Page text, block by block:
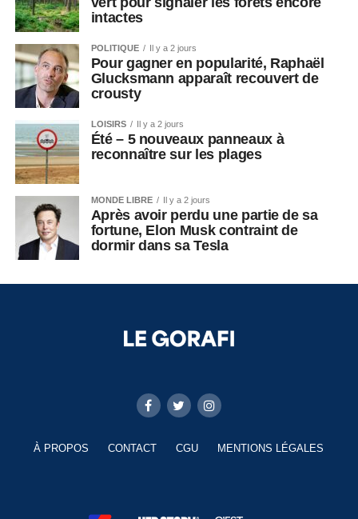
intactes
POLITIQUE Il y a 2 jours
Pour gagner en popularité, Raphaël
Glucksmann apparaît recouvert de
crousty
LOISIRS Il y a 2 jours
Été – 5 nouveaux panneaux à
reconnaître sur les plages
MONDE LIBRE Il y a 2 jours
Après avoir perdu une partie de sa
fortune, Elon Musk contraint de
dormir dans sa Tesla
À PROPOS CONTACT CGU MENTIONS LÉGALES